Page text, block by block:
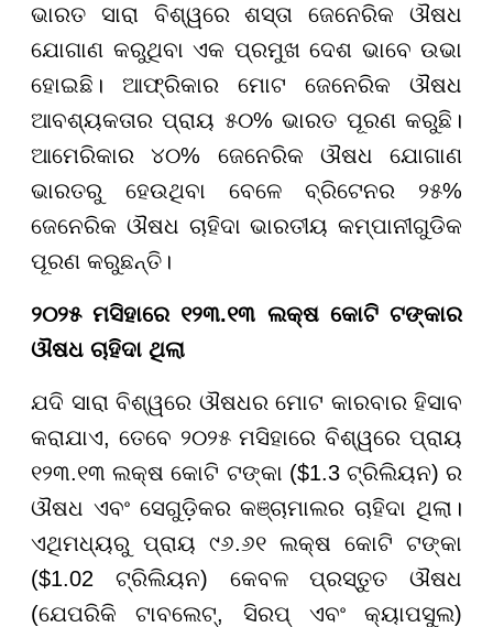
ଭାରତ ସାରା ବିଶ୍ୱରେ ଶସ୍ତା ଜେନେରିକ ଔଷଧ
ଯୋଗାଣ କରୁଥିବା ଏକ ପ୍ରମୁଖ ଦେଶ ଭାବେ ଉଭା
ହୋଇଛି। ଆଫ୍ରିକାର ମୋଟ ଜେନେରିକ ଔଷଧ
ଆବଶ୍ୟକତାର ପ୍ରାୟ ୫୦% ଭାରତ ପୂରଣ କରୁଛି।
ଆମେରିକାର ୪୦% ଜେନେରିକ ଔଷଧ ଯୋଗାଣ
ଭାରତରୁ ହେଉଥିବା ବେଳେ ବ୍ରିଟେନର ୨୫%
ଜେନେରିକ ଔଷଧ ଚାହିଦା ଭାରତୀୟ କମ୍ପାନୀଗୁଡିକ
ପୂରଣ କରୁଛନ୍ତି।
୨୦୨୫ ମସିହାରେ ୧୨୩.୧୩ ଲକ୍ଷ କୋଟି ଟଙ୍କାର
ଔଷଧ ଚାହିଦା ଥିଲା
ଯଦି ସାରା ବିଶ୍ୱରେ ଔଷଧର ମୋଟ କାରବାର ହିସାବ
କରାଯାଏ, ତେବେ ୨୦୨୫ ମସିହାରେ ବିଶ୍ୱରେ ପ୍ରାୟ
୧୨୩.୧୩ ଲକ୍ଷ କୋଟି ଟଙ୍କା ($1.3 ଟ୍ରିଲିୟନ) ର
ଔଷଧ ଏବଂ ସେଗୁଡ଼ିକର କଞ୍ଚାମାଲର ଚାହିଦା ଥିଲା।
ଏଥିମଧ୍ୟରୁ ପ୍ରାୟ ୯୬.୬୧ ଲକ୍ଷ କୋଟି ଟଙ୍କା
($1.02 ଟ୍ରିଲିୟନ) କେବଳ ପ୍ରସ୍ତୁତ ଔଷଧ
(ଯେପରିକି ଟାବଲେଟ୍, ସିରପ୍ ଏବଂ କ୍ୟାପସୁଲ)